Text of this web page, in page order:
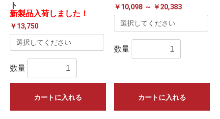
ト
新製品入荷しました！
￥13,750
数量
カートに入れる
￥10,098 ～ ￥20,383
数量
カートに入れる